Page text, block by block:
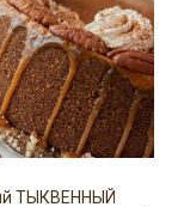
ТЫКВЕННЫЙ